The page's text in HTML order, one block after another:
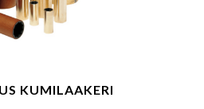
KUMILAAKERI